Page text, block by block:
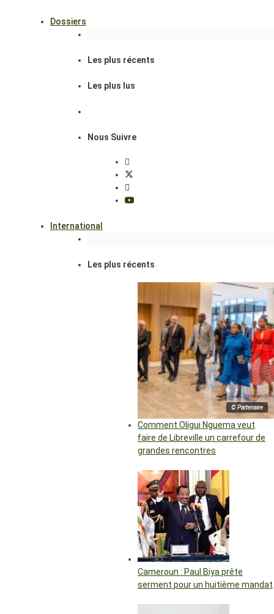
Dossiers
Les plus récents
Les plus lus
Nous Suivre
International
Les plus récents
© Partenaire
Comment Oligui Nguema veut
faire de Libreville un carrefour de
grandes rencontres
Cameroun : Paul Biya prête
serment pour un huitième mandat